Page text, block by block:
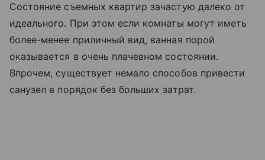
Состояние съемных квартир зачастую далеко от
идеального. При этом если комнаты могут иметь
более-менее приличный вид, ванная порой
оказывается в очень плачевном состоянии.
Впрочем, существует немало способов привести
санузел в порядок без больших затрат.